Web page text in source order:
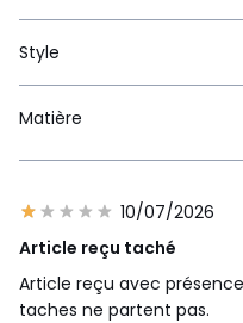
Style
Matière
10/07/2026
Article reçu taché
Article reçu avec
taches ne partent pas.